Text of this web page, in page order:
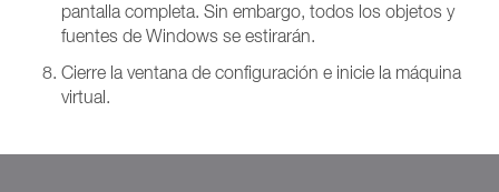
pantalla completa. Sin embargo, todos los objetos y
fuentes de Windows se estirarán.
Cierre la ventana de configuración e inicie la máquina
virtual.